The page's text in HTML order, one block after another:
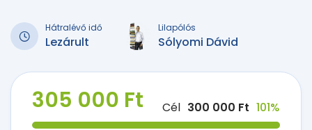
Hátralévő idő
Lezárult
Lilapólós
Sólyomi Dávid
305 000 Ft Cél 300 000 Ft 101%